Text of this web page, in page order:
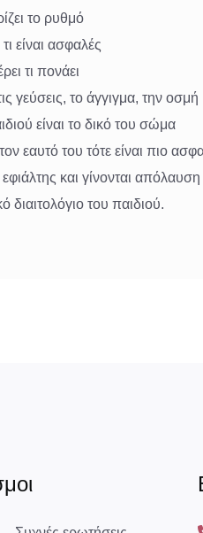
το ρυθμό
είναι ασφαλές
τι πονάει
γεύσεις, το άγγιγμα, την οσμή
είναι το δικό του σώμα
εαυτό του τότε είναι πιο
και γίνονται απόλαυση
διαιτολόγιο του παιδιού.